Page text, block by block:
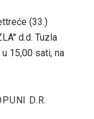
(33.)
d.d. Tuzla
15,00 sati, na
D.R.